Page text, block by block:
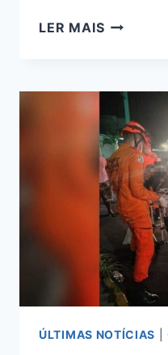
LER MAISBEBÊ
POR
MOTO
EM
CAMPO
GRANDE
ÚLTIMAS NOTÍCIAS |